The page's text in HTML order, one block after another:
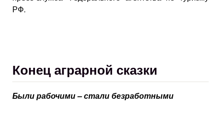
РФ.
Конец аграрной сказки
Были рабочими – стали безработными